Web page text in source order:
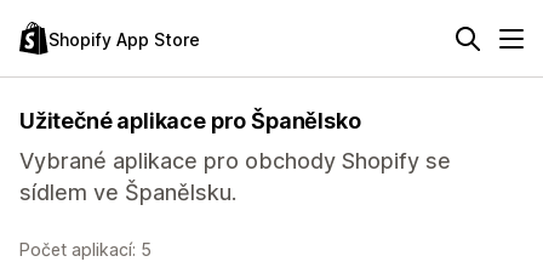
Shopify App Store
Užitečné aplikace pro Španělsko
Vybrané aplikace pro obchody Shopify se
sídlem ve Španělsku.
Počet aplikací: 5